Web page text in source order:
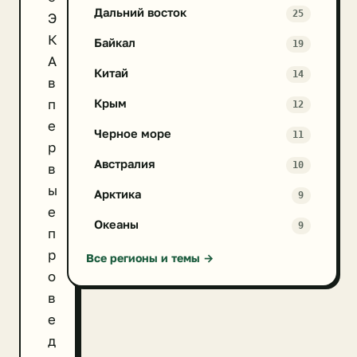
Э
К
А
в
п
е
р
в
ы
е
п
р
о
в
е
д
Дальний восток 25
Байкал 19
Китай 14
Крым 12
Черное море 11
Австралия 10
Арктика 9
Океаны 9
Все регионы и темы →